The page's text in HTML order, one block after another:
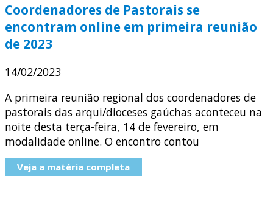
Coordenadores de Pastorais se
encontram online em primeira reunião
de 2023
14/02/2023
A primeira reunião regional dos coordenadores de
pastorais das arqui/dioceses gaúchas aconteceu na
noite desta terça-feira, 14 de fevereiro, em
modalidade online. O encontro contou
Veja a matéria completa